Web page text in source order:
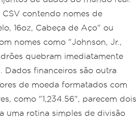
contendo nomes de
16oz, Cabeça de Aço" ou
nomes como "Johnson, Jr.,
quebram imediatamente
Dados financeiros são outra
de moeda formatados com
como "1,234.56", parecem dois
uma rotina simples de divisão